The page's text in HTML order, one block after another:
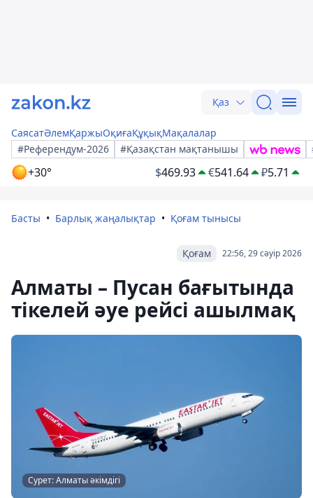
Қаз
СаясатӘлемҚаржыОқиғаҚұқықМақалалар
#Референдум-2026
#Қазақстан мақтанышы
+30° $469.93 €541.64 ₽5.71
Басты Барлық жаңалықтар Қоғам тынысы
22:56, 29 сәуір 2026
Қоғам
Алматы – Пусан бағытында
тікелей әуе рейсі ашылмақ
Сурет: Алматы әкімдігі